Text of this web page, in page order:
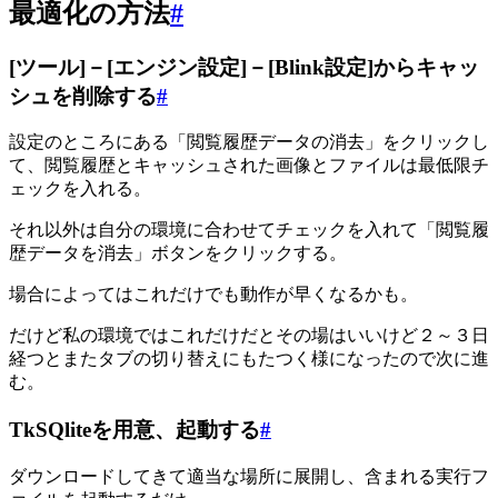
最適化の方法#
[ツール]－[エンジン設定]－[Blink設定]からキャッ
シュを削除する#
設定のところにある「閲覧履歴データの消去」をクリックし
て、閲覧履歴とキャッシュされた画像とファイルは最低限チ
ェックを入れる。
それ以外は自分の環境に合わせてチェックを入れて「閲覧履
歴データを消去」ボタンをクリックする。
場合によってはこれだけでも動作が早くなるかも。
だけど私の環境ではこれだけだとその場はいいけど２～３日
経つとまたタブの切り替えにもたつく様になったので次に進
む。
TkSQliteを用意、起動する#
ダウンロードしてきて適当な場所に展開し、含まれる実行フ